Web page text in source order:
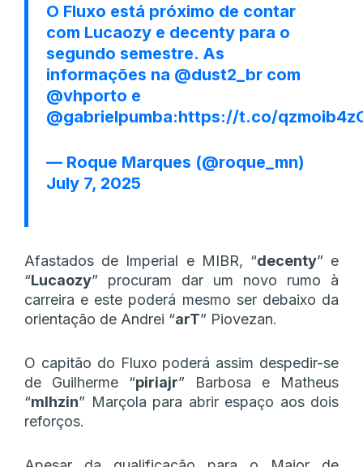
O Fluxo está próximo de contar
com Lucaozy e decenty para o
segundo semestre. As
informações na @dust2_br com
@vhporto e
@gabrielpumba:https://t.co/
— Roque Marques (@roque_mn)
July 7, 2025
Afastados de Imperial e MIBR, “decenty” e
“Lucaozy” procuram dar um novo rumo à
carreira e este poderá mesmo ser debaixo da
orientação de Andrei “arT” Piovezan.
O capitão do Fluxo poderá assim despedir-se
de Guilherme “piriajr” Barbosa e Matheus
“mlhzin” Marçola para abrir espaço aos dois
reforços.